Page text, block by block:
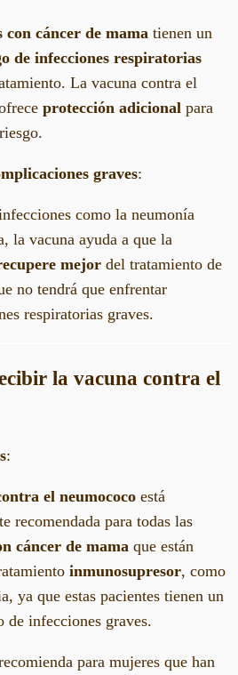
con cáncer de mama tienen un
de infecciones respiratorias
La vacuna contra el
protección adicional para
graves:
como la neumonía
la vacuna ayuda a que la
mejor del tratamiento de
no tendrá que enfrentar
respiratorias graves.
la vacuna contra el
:
el neumococo está
recomendada para todas las
cáncer de mama que están
inmunosupresor, como
ya que estas pacientes tienen un
de infecciones graves.
para mujeres que han